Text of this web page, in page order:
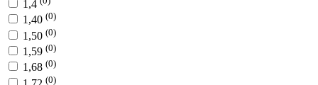
1,4
1,40 (0)
1,50 (0)
1,59 (0)
1,68 (0)
(0)